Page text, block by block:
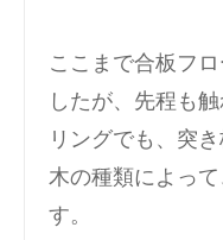
ここまで合板フ
したが、先程も
リングでも、突
木の種類によっ
す。